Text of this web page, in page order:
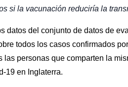
si la vacunación reduciría la
datos del conjunto de datos de
todos los casos confirmados
las personas que comparten la
19 en Inglaterra.